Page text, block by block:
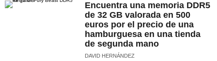
Encuentra una memoria DDR5
de 32 GB valorada en 500
euros por el precio de una
hamburguesa en una tienda
de segunda mano
DAVID HERNÁNDEZ